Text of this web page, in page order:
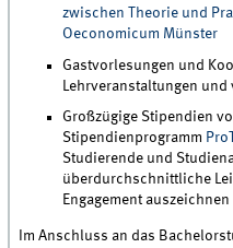
zwischen Theorie und
Oeconomicum Münster
Gastvorlesungen und
Lehrveranstaltungen
Großzügige Stipendien
Stipendienprogramm
Studierende und
überdurchschnittliche
Engagement auszeichnen
Im Anschluss an das